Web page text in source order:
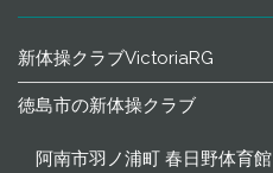
新体操クラブVictoriaRG
徳島市の新体操クラブ
阿南市羽ノ浦町 春日野体育館